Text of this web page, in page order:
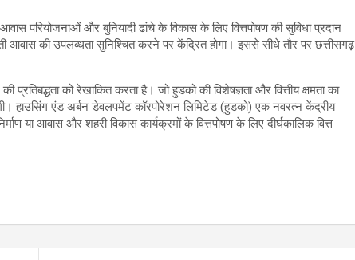
परियोजनाओं और बुनियादी ढांचे के विकास के लिए वित्तपोषण की सुविधा प्रदान
आवास की उपलब्धता सुनिश्चित करने पर केंद्रित होगा। इससे सीधे तौर पर छत्तीसगढ़
को रेखांकित करता है। जो हुडको की विशेषज्ञता और वित्तीय क्षमता का
हाउसिंग एंड अर्बन डेवलपमेंट कॉरपोरेशन लिमिटेड (हुडको) एक नवरत्न केंद्रीय
या आवास और शहरी विकास कार्यक्रमों के वित्तपोषण के लिए दीर्घकालिक वित्त